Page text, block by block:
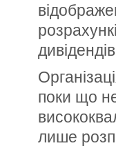
поки що
лише